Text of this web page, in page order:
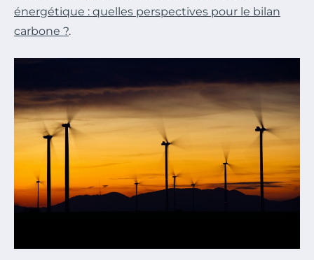
énergétique : quelles perspectives pour le bilan
carbone ?.